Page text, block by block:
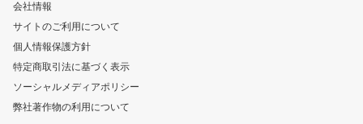
会社情報
サイトのご利用について
個人情報保護方針
特定商取引法に基づく表示
ソーシャルメディアポリシー
弊社著作物の利用について